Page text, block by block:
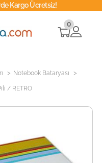
Kargo Ücretsiz!
0
> Notebook Bataryası >
/ RETRO